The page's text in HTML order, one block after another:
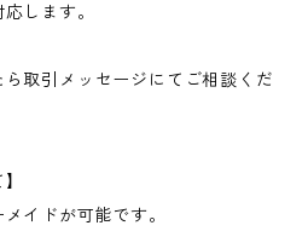
します。
取引メッセージにてご相談くだ
イドが可能です。